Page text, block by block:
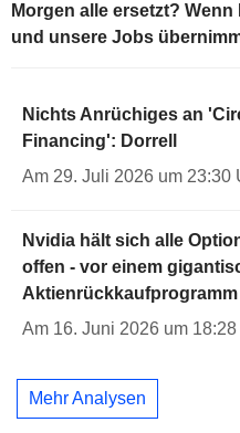
Morgen alle ersetzt?
und unsere Jobs
Nichts Anrüchiges an
Financing': Dorrell
Am 29. Juli 2026 um 23:30
Nvidia hält sich alle
offen - vor einem
Aktienrückkaufprogramm
Am 16. Juni 2026 um
Mehr Analysen